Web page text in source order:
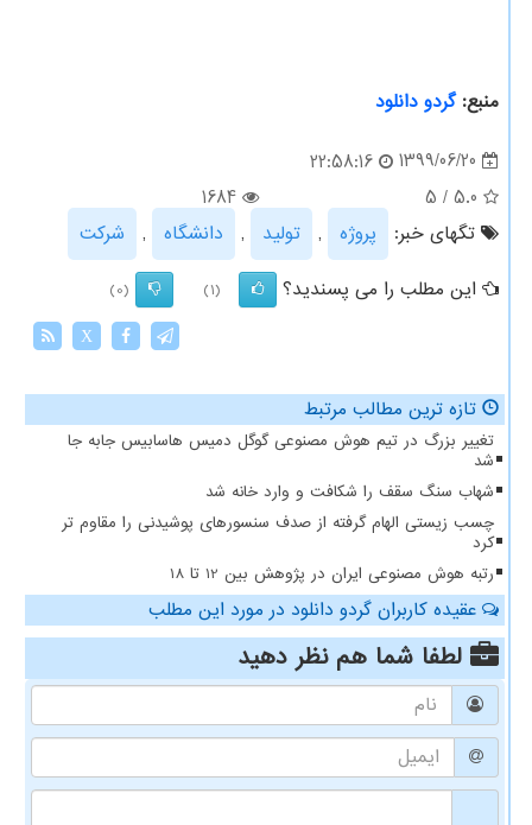
منبع:گردو دانلود
1399/06/20
22:58:16
5.0
/
5
1684
تگهای خبر:
پروژه , تولید , دانشگاه ,
شركت
این مطلب را می پسندید؟
(1)
(0)
X
تازه ترین مطالب مرتبط
تغییر بزرگ در تیم هوش مصنوعی گوگل دمیس هاسابیس جابه جا
شد
شهاب سنگ سقف را شکافت و وارد خانه شد
چسب زیستی الهام گرفته از صدف سنسورهای پوشیدنی را مقاوم تر
کرد
رتبه هوش مصنوعی ایران در پژوهش بین 12 تا 18
عقیده کاربران گردو دانلود در مورد این مطلب
لطفا شما همنظر دهید